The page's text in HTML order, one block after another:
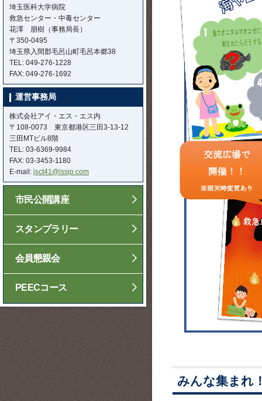
みんな集まれ
埼玉医科大学病院
救急センター・中毒センター
花澤 朋樹（事務局長）
〒350-0495
埼玉県入間郡毛呂山町毛呂本郷38
TEL: 049-276-1228
FAX: 049-276-1692
運営事務局
株式会社アイ・エス・エス内
〒108-0073 東京都港区三田3-13-12
三田MTビル8階
TEL: 03-6369-9984
FAX: 03-3453-1180
E-mail: jsct41@issjp.com
市民公開講座
スタンプラリー
会員懇親会
PEECコース